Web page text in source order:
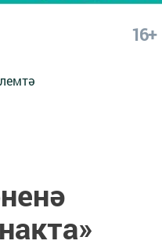
16+